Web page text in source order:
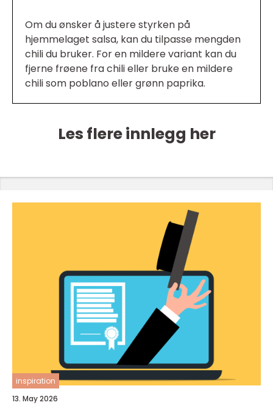
Om du ønsker å justere styrken på
hjemmelaget salsa, kan du tilpasse mengden
chili du bruker. For en mildere variant kan du
fjerne frøene fra chili eller bruke en mildere
chili som poblano eller grønn paprika.
Les flere innlegg her
inspiration
13. May 2026